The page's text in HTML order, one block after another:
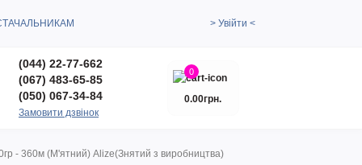
> Увійти <
(044) 22-77-662
(067) 483-65-85
(050) 067-34-84
Замовити дзвінок
0
0.00грн.
- 360м (М'ятний) Alize(Знятий з виробництва)